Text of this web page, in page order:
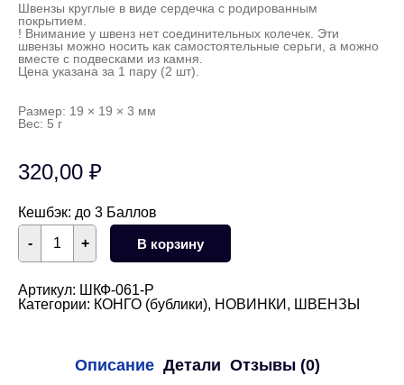
Швензы круглые в виде сердечка с родированным
покрытием.
! Внимание у швенз нет соединительных колечек. Эти
швензы можно носить как самостоятельные серьги, а можно
вместе с подвесками из камня.
Цена указана за 1 пару (2 шт).
Размер: 19 × 19 × 3 мм
Вес: 5 г
320,00 ₽
Кешбэк: до 3 Баллов
+
Количество
товара
Швензы
сердечко
20
- В корзину
Артикул: ШКФ-061-Р
Категории: КОНГО (бублики), НОВИНКИ , ШВЕНЗЫ
Описание Детали Отзывы (0)